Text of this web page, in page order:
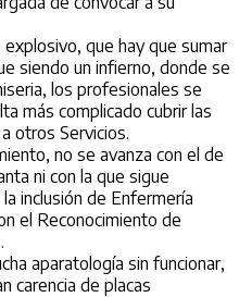
que hay que sumar
siendo un infierno, donde se
los profesionales se
más complicado cubrir las
otros Servicios.
no se avanza con el de
ni con la que sigue
inclusión de Enfermería
el Reconocimiento de
aparatología sin funcionar,
carencia de placas